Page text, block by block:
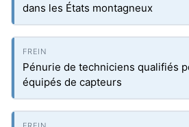
dans les États montagneux
Pénurie de techniciens qualifiés
équipés de capteurs